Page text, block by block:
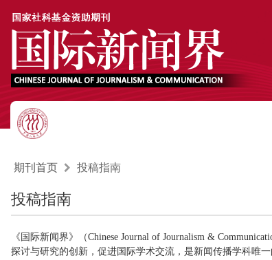
期刊首页 投稿指南
投稿指南
《国际新闻界》（Chinese Journal of Journalism &
探讨与研究的创新，促进国际学术交流，是新闻传播学科唯